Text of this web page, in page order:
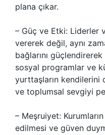
plana çıkar.
– Güç ve Etki: Liderler
vererek değil, aynı
bağlarını
sosyal programlar ve
yurttaşların kendilerini
ve toplumsal sevgiyi
– Meşruiyet:
edilmesi ve güven